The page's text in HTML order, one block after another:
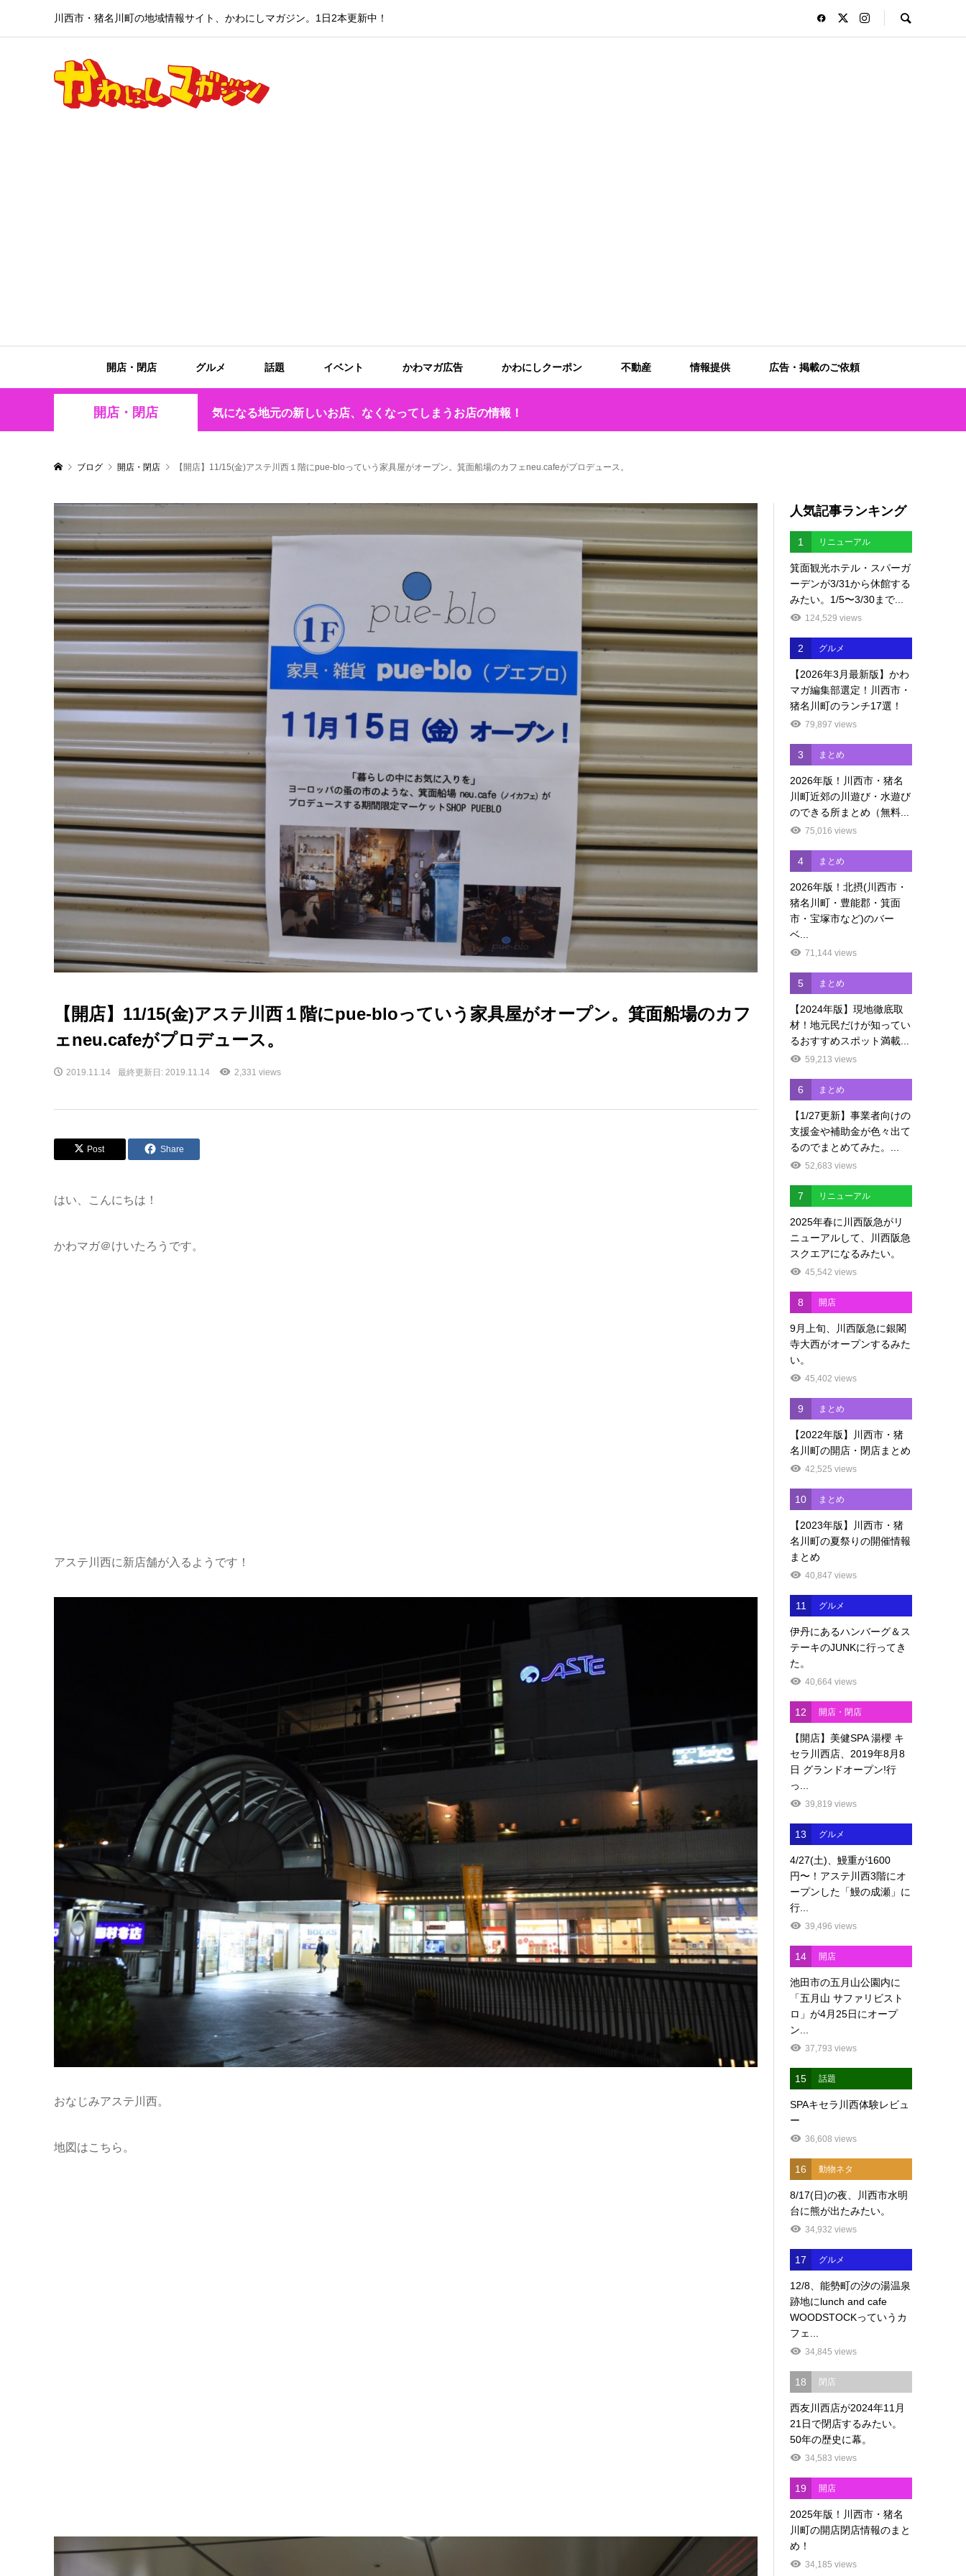
川西市・猪名川町の地域情報サイト、かわにしマガジン。1日2本更新中！
開店・閉店 グルメ 話題 イベント かわマガ広告 かわにしクーポン 不動産 情報提供 広告・掲載のご依頼
開店・閉店 気になる地元の新しいお店、なくなってしまうお店の情報！
ブログ 開店・閉店 【開店】11/15(金)アステ川西１階にpue-bloっていう家具屋がオープン。箕面船場のカフェneu.cafeがプロデュース。
【開店】11/15(金)アステ川西１階にpue-bloっていう家具屋がオープン。箕面船場のカフ
ェneu.cafeがプロデュース。
2019.11.14 最終更新日: 2019.11.14 2,331 views
Post Share
はい、こんにちは！
かわマガ＠けいたろうです。
アステ川西に新店舗が入るようです！
おなじみアステ川西。
地図はこちら。
人気記事ランキング
1 リニューアル
箕面観光ホテル・スパーガ
ーデンが3/31から休館する
みたい。1/5〜3/30まで...
124,529 views
2 グルメ
【2026年3月最新版】かわ
マガ編集部選定！川西市・
猪名川町のランチ17選！
79,897 views
3 まとめ
2026年版！川西市・猪名
川町近郊の川遊び・水遊び
のできる所まとめ（無料...
75,016 views
4 まとめ
2026年版！北摂(川西市・
猪名川町・豊能郡・箕面
市・宝塚市など)のバー
ベ...
71,144 views
5 まとめ
【2024年版】現地徹底取
材！地元民だけが知ってい
るおすすめスポット満載...
59,213 views
6 まとめ
【1/27更新】事業者向けの
支援金や補助金が色々出て
るのでまとめてみた。...
52,683 views
7 リニューアル
2025年春に川西阪急がリ
ニューアルして、川西阪急
スクエアになるみたい。
45,542 views
8 開店
9月上旬、川西阪急に銀閣
寺大西がオープンするみた
い。
45,402 views
9 まとめ
【2022年版】川西市・猪
名川町の開店・閉店まとめ
42,525 views
10 まとめ
【2023年版】川西市・猪
名川町の夏祭りの開催情報
まとめ
40,847 views
11 グルメ
伊丹にあるハンバーグ＆ス
テーキのJUNKに行ってき
た。
40,664 views
12 開店・閉店
【開店】美健SPA 湯櫻 キ
セラ川西店、2019年8月8
日 グランドオープン!行
っ...
39,819 views
13 グルメ
4/27(土)、鰻重が1600
円〜！アステ川西3階にオ
ープンした「鰻の成瀬」に
行...
39,496 views
14 開店
池田市の五月山公園内に
「五月山 サファリビスト
ロ」が4月25日にオープ
ン...
37,793 views
15 話題
SPAキセラ川西体験レビュ
ー
36,608 views
16 動物ネタ
8/17(日)の夜、川西市水明
台に熊が出たみたい。
34,932 views
17 グルメ
12/8、能勢町の汐の湯温泉
跡地にlunch and cafe
WOODSTOCKっていうカ
フェ...
34,845 views
18 閉店
西友川西店が2024年11月
21日で閉店するみたい。
50年の歴史に幕。
34,583 views
19 開店
2025年版！川西市・猪名
川町の開店閉店情報のまと
め！
34,185 views